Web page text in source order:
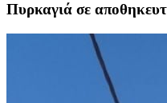
Πυρκαγιά σε